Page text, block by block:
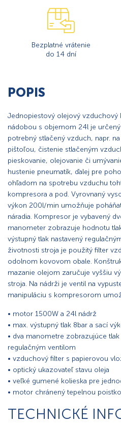
Bezplatné vrátenie
do 14 dní
POPIS
Jednopiestový olejový vzduchový
nádobou s objemom 24l je
potrebný stlačený vzduch, napr.
pištoľou, čistenie stlačeným
pieskovanie, olejovanie či
hustenie pneumatík, ďalej pre
ohľadom na spotrebu vzduchu
kompresora a pod. Vyrovnaný
výkon 200l/min umožňuje
náradia. Kompresor je vybavený
manometer zobrazuje hodnotu
výstupný tlak nastavený
životnosti stroja je použitý filter
odolnom kovovom obale.
mazanie olejom zaručuje vyššiu
stroja. Na nádrži je ventil na
manipuláciu s kompresorom
• motor 1500W a 24l nádrž
• max. výstupný tlak 8bar a sací
• dva manometre zobrazujúce
regulačným ventilom
• vzduchový filter s papierovou
• optický ukazovateľ stavu oleja
• veľké gumené kolieska pre
• motor chránený tepelnou
TECHNICKÉ